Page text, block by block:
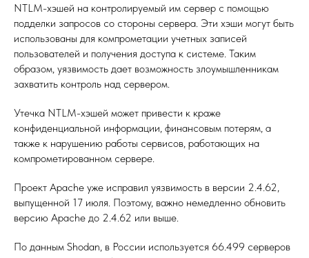
NTLM-хэшей на контролируемый им сервер с помощью
подделки запросов со стороны сервера. Эти хэши могут быть
использованы для компрометации учетных записей
пользователей и получения доступа к системе. Таким
образом, уязвимость дает возможность злоумышленникам
захватить контроль над сервером.
Утечка NTLM-хэшей может привести к краже
конфиденциальной информации, финансовым потерям, а
также к нарушению работы сервисов, работающих на
компрометированном сервере.
Проект Apache уже исправил уязвимость в версии 2.4.62,
выпущенной 17 июля. Поэтому, важно немедленно обновить
версию Apache до 2.4.62 или выше.
По данным Shodan, в России используется 66.499 серверов